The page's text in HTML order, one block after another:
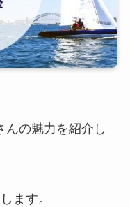
んの魅力を紹介し
ます。